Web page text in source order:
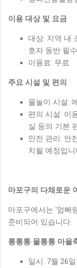
이용 대상 및 요금
대상: 지역 내
호자 동반 필
이용료: 무료
주요 시설 및 편의
물놀이 시설:
편의 시설: 이
실 등의 기본
안전 관리: 안
치될 예정입니
마포구의 다채로운
마포구에서는 '엄빠
준비되어 있습니다.
통통통 물통통 마을
일시: 7월 26